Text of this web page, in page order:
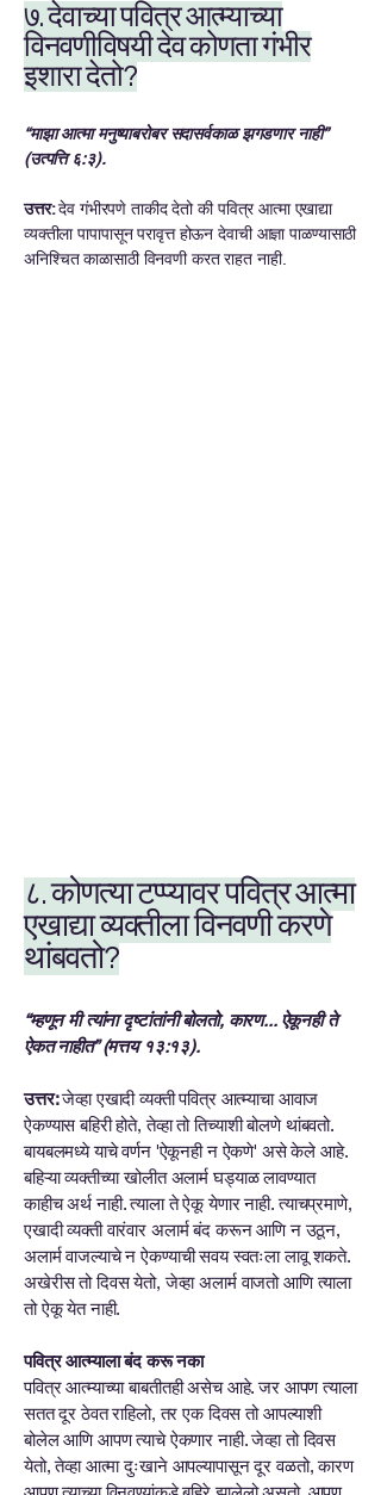
७. देवाच्या पवित्र आत्म्याच्या
विनवणीविषयी देव कोणता गंभीर
इशारा देतो?
“माझा आत्मा मनुष्याबरोबर सदासर्वकाळ झगडणार नाही”
(उत्पत्ति ६:३).
उत्तर:देव गंभीरपणे ताकीद देतो की पवित्र आत्मा एखाद्या
व्यक्तीला पापापासून परावृत्त होऊन देवाची आज्ञा पाळण्यासाठी
अनिश्चित काळासाठी विनवणी करत राहत नाही.
८. कोणत्या टप्प्यावर पवित्र आत्मा
एखाद्या व्यक्तीला विनवणी करणे
थांबवतो?
“म्हणून मी त्यांना दृष्टांतांनी बोलतो, कारण... ऐकूनही ते
ऐकत नाहीत” (मत्तय १३:१३).
उत्तर:जेव्हा एखादी व्यक्ती पवित्र आत्म्याचा आवाज
ऐकण्यास बहिरी होते, तेव्हा तो तिच्याशी बोलणे थांबवतो.
बायबलमध्ये याचे वर्णन 'ऐकूनही न ऐकणे' असे केले आहे.
बहिऱ्या व्यक्तीच्या खोलीत अलार्म घड्याळ लावण्यात
काहीच अर्थ नाही. त्याला ते ऐकू येणार नाही. त्याचप्रमाणे,
एखादी व्यक्ती वारंवार अलार्म बंद करून आणि न उठून,
अलार्म वाजल्याचे न ऐकण्याची सवय स्वतःला लावू शकते.
अखेरीस तो दिवस येतो, जेव्हा अलार्म वाजतो आणि त्याला
तो ऐकू येत नाही.
पवित्र आत्म्याला बंद करू नका
पवित्र आत्म्याच्या बाबतीतही असेच आहे. जर आपण त्याला
सतत दूर ठेवत राहिलो, तर एक दिवस तो आपल्याशी
बोलेल आणि आपण त्याचे ऐकणार नाही. जेव्हा तो दिवस
येतो, तेव्हा आत्मा दुःखाने आपल्यापासून दूर वळतो, कारण